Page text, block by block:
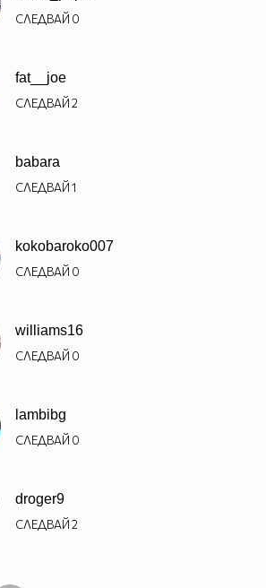
СЛЕДВАЙ 0
fat__joe
СЛЕДВАЙ2
babara
СЛЕДВАЙ1
kokobaroko007
СЛЕДВАЙ 0
williams16
СЛЕДВАЙ 0
lambibg
СЛЕДВАЙ 0
droger9
СЛЕДВАЙ2